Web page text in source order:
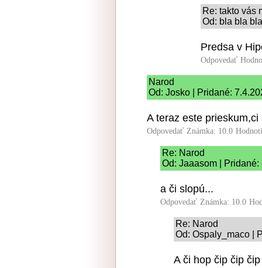
Re: takto vás
Od: bla bla
Predsa v
Odpovedať
Narod
Od: Josko | Pridané:
A teraz este
Odpovedať Známka: 10.0
Re: Narod
Od: Jaaasom | Pridané:
a či slopú...
Odpovedať Známka: 10.0
Re: Narod
Od: Ospaly_maco |
A či hop čip čip